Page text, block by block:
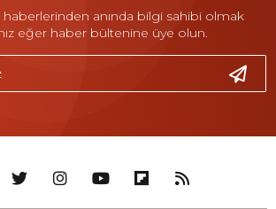
anında bilgi sahibi olmak
eğer haber bültenine üye olun.